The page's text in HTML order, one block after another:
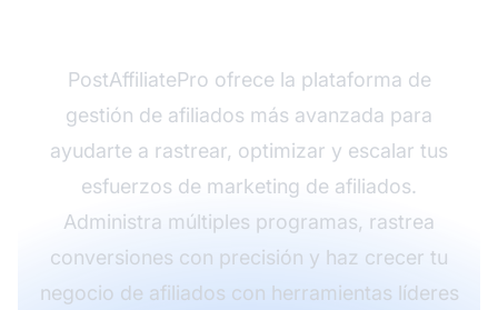
PostAffiliatePro ofrece la plataforma de
gestión de afiliados más avanzada para
ayudarte a rastrear, optimizar y escalar tus
esfuerzos de marketing de afiliados.
Administra múltiples programas, rastrea
conversiones con precisión y haz crecer tu
negocio de afiliados con herramientas líderes